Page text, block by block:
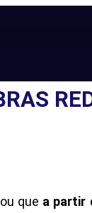
que a partir